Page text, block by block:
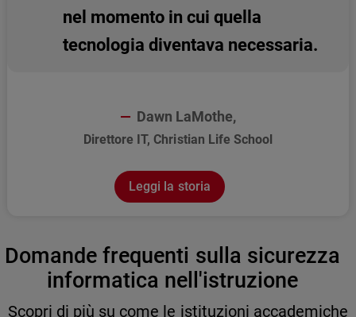
nel momento in cui quella
tecnologia diventava necessaria.
Dawn LaMothe,
Direttore IT, Christian Life School
Leggi la storia
Domande frequenti sulla sicurezza
informatica nell'istruzione
Scopri di più su come le istituzioni accademiche